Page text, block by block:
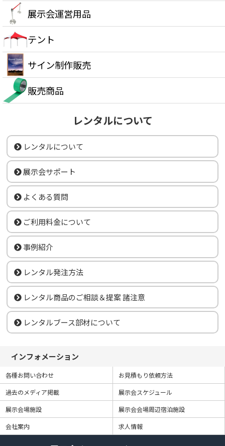
展示会運営用品
テント
サイン制作販売
販売商品
レンタルについて
レンタルについて
展示会サポート
よくある質問
ご利用料金について
事例紹介
レンタル発注方法
レンタル商品のご相談＆提案 諸注意
レンタルブース部材について
インフォメーション
各種お問い合わせ
お見積もり依頼方法
過去のメディア掲載
展示会スケジュール
展示会場施設
展示会会場周辺宿泊施設
会社案内
求人情報